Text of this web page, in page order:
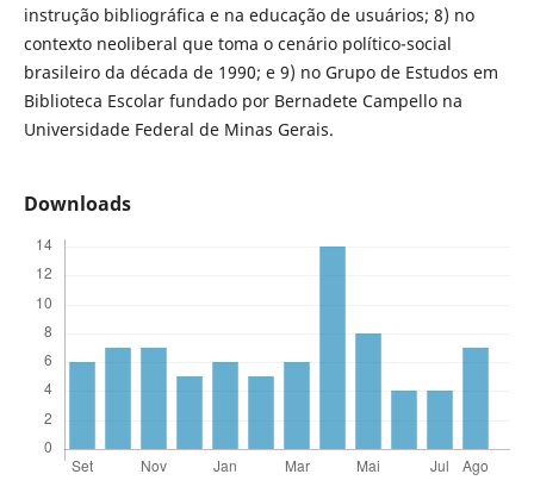
instrução bibliográfica e na educação de usuários; 8) no
contexto neoliberal que toma o cenário político-social
brasileiro da década de 1990; e 9) no Grupo de Estudos em
Biblioteca Escolar fundado por Bernadete Campello na
Universidade Federal de Minas Gerais.
Downloads